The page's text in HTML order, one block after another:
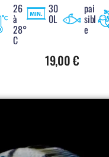
26
à
28°
C
30
0L
pai
sibl
e
19,00€